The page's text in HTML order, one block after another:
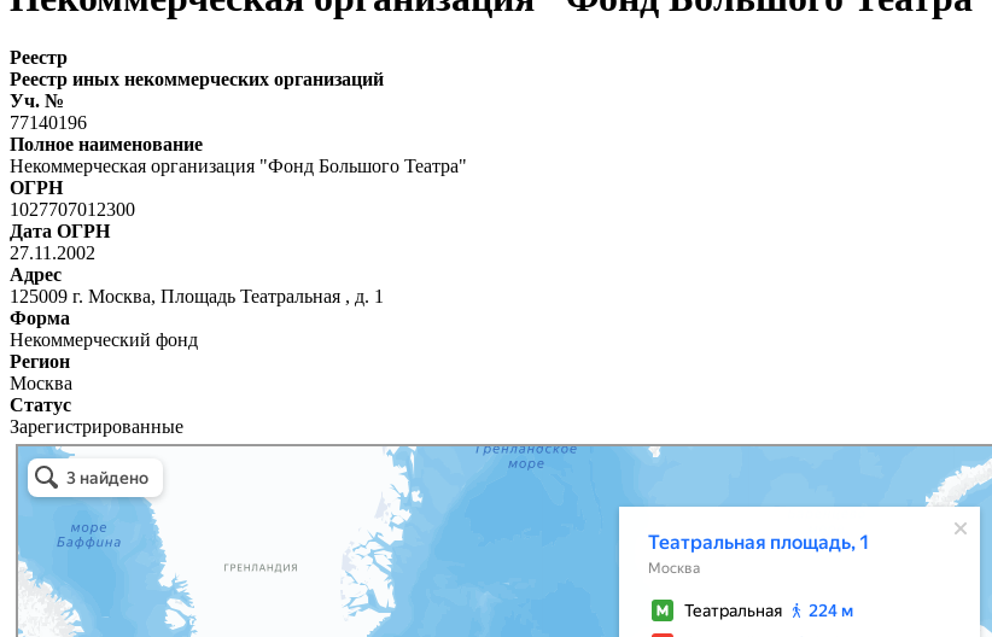
Реестр
Реестр иных некоммерческих организаций
Уч. №
77140196
Полное наименование
Некоммерческая организация "Фонд Большого Театра"
ОГРН
1027707012300
Дата ОГРН
27.11.2002
Адрес
125009 г. Москва, Площадь Театральная , д. 1
Форма
Некоммерческий фонд
Регион
Москва
Статус
Зарегистрированные